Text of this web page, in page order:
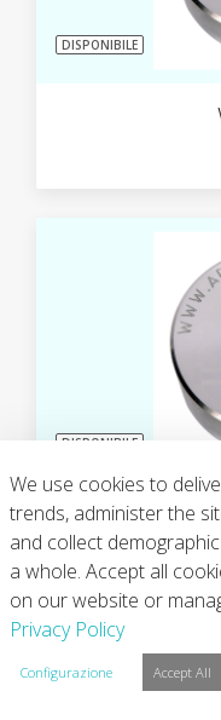
DISPONIBILE
DISPONIBILE
We use cookies to
trends, administer the
and collect
a whole. Accept all
on our website or
Privacy Policy
Configurazione Accept All